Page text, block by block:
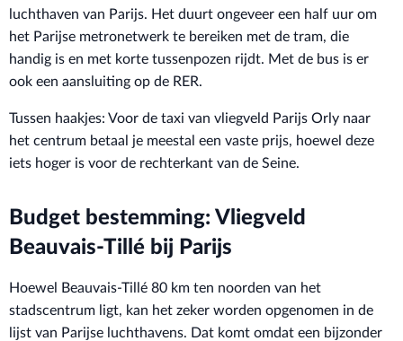
luchthaven van Parijs. Het duurt ongeveer een half uur om
het Parijse metronetwerk te bereiken met de tram, die
handig is en met korte tussenpozen rijdt. Met de bus is er
ook een aansluiting op de RER.
Tussen haakjes: Voor de taxi van vliegveld Parijs Orly naar
het centrum betaal je meestal een vaste prijs, hoewel deze
iets hoger is voor de rechterkant van de Seine.
Budget bestemming: Vliegveld
Beauvais-Tillé bij Parijs
Hoewel Beauvais-Tillé 80 km ten noorden van het
stadscentrum ligt, kan het zeker worden opgenomen in de
lijst van Parijse luchthavens. Dat komt omdat een bijzonder